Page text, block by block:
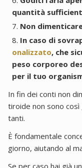
quantità
Non
In caso di
onalizzato, che
peso corporeo
per il tuo
In fin dei conti non
tiroide non sono così
tanti.
È fondamentale
giorno, aiutando al